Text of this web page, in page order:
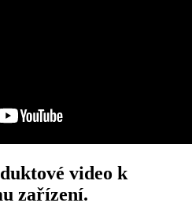
video k
zařízení.